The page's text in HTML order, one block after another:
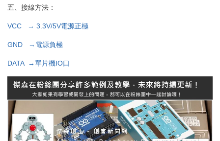
五、接線方法：
VCC → 3.3V/5V電源正極
GND →電源負極
DATA →單片機IO口